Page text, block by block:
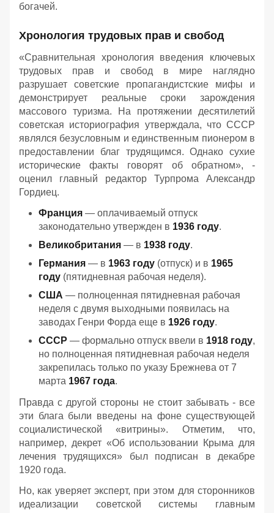
богачей.
Хронология трудовых прав и свобод
«Сравнительная хронология введения ключевых
трудовых прав и свобод в мире наглядно
разрушает советские пропагандистские мифы и
демонстрирует реальные сроки зарождения
массового туризма. На протяжении десятилетий
советская историография утверждала, что СССР
являлся безусловным и единственным пионером в
предоставлении благ трудящимся. Однако сухие
исторические факты говорят об обратном», -
оценил главный редактор Турпрома Александр
Гордиец.
Франция — оплачиваемый отпуск
законодательно утвержден в 1936 году.
Великобритания — в 1938 году.
Германия — в 1963 году (отпуск) и в 1965
году (пятидневная рабочая неделя).
США — полноценная пятидневная рабочая
неделя с двумя выходными появилась на
заводах Генри Форда еще в 1926 году.
СССР — формально отпуск ввели в 1918 году,
но полноценная пятидневная рабочая неделя
закрепилась только по указу Брежнева от 7
марта 1967 года.
Правда с другой стороны не стоит забывать - все
эти блага были введены на фоне существующей
социалистической «витрины». Отметим, что,
например, декрет «Об использовании Крыма для
лечения трудящихся» был подписан в декабре
1920 года.
Но, как уверяет эксперт, при этом для сторонников
идеализации советской системы главным